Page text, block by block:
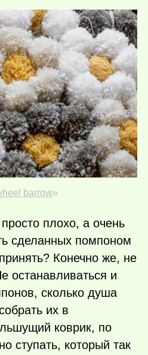
barrow»
плохо, а очень
сделанных помпоном
Конечно же, не
останавливаться и
сколько душа
их в
коврик, по
ступать, который так